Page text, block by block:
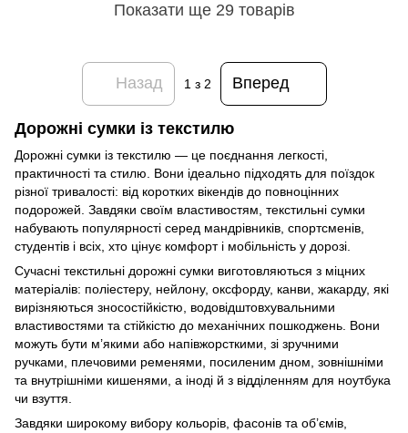
Показати ще 29 товарів
Назад 1 з 2 Вперед
Дорожні сумки із текстилю
Дорожні сумки із текстилю — це поєднання легкості,
практичності та стилю. Вони ідеально підходять для поїздок
різної тривалості: від коротких вікендів до повноцінних
подорожей. Завдяки своїм властивостям, текстильні сумки
набувають популярності серед мандрівників, спортсменів,
студентів і всіх, хто цінує комфорт і мобільність у дорозі.
Сучасні текстильні дорожні сумки виготовляються з міцних
матеріалів: поліестеру, нейлону, оксфорду, канви, жакарду, які
вирізняються зносостійкістю, водовідштовхувальними
властивостями та стійкістю до механічних пошкоджень. Вони
можуть бути м’якими або напівжорсткими, зі зручними
ручками, плечовими ременями, посиленим дном, зовнішніми
та внутрішніми кишенями, а іноді й з відділенням для ноутбука
чи взуття.
Завдяки широкому вибору кольорів, фасонів та об’ємів,